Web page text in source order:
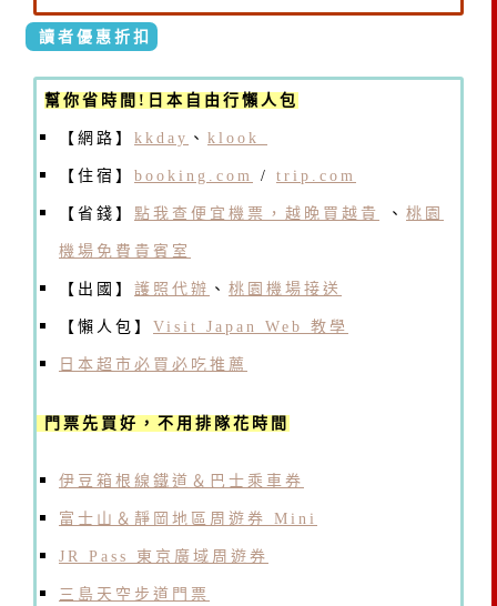
讀者優惠折扣
幫你省時間!日本自由行懶人包
【網路】 kkday 、 klook
【住宿】 booking.com / trip.com
【省錢】 點我查便宜機票，越晚買越貴 、 桃園
機場免費貴賓室
【出國】 護照代辦 、 桃園機場接送
【懶人包】 Visit Japan Web 教學
日本超市必買必吃推薦
門票先買好，不用排隊花時間
伊豆箱根線鐵道＆巴士乘車券
富士山＆靜岡地區周遊券 Mini
JR Pass 東京廣域周遊券
三島天空步道門票